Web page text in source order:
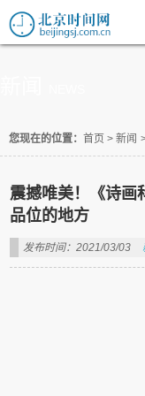
您现在的位置： 首页 > 新闻
震撼唯美！《诗画
品位的地方
发布时间：2021/03/03